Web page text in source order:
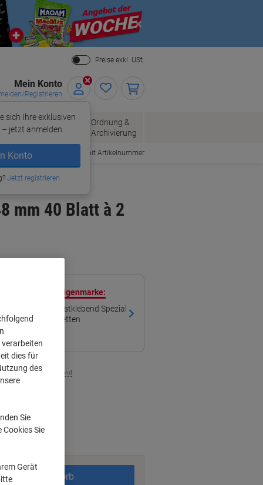
Close
Preise exkl. USt.
Mein Konto
Registrieren
sich Ihre exklusiven
jetzt anmelden.
Konto
Jetzt registrieren
Bürobedarf
Ordnung &
Archivierung
Bestellen mit Artikelnummer
mm 40 Blatt à 2
mit unserer Eigenmarke:
61274 Selbstklebend Spezial
Blatt à 2 Etiketten
zzgl. Versand
In den Warenkorb
dies für
des
Sie
Sie
Gerät